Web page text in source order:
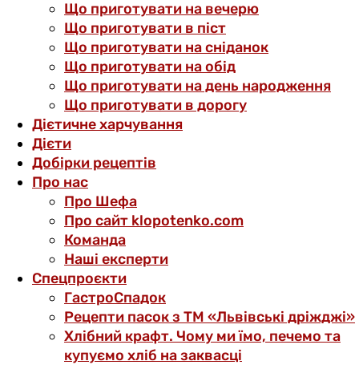
Що приготувати на вечерю
Що приготувати в піст
Що приготувати на сніданок
Що приготувати на обід
Що приготувати на день народження
Що приготувати в дорогу
Дієтичне харчування
Дієти
Добірки рецептів
Про нас
Про Шефа
Про сайт klopotenko.com
Команда
Наші експерти
Спецпроєкти
ГастроСпадок
Рецепти пасок з ТМ «Львівські дріжджі»
Хлібний крафт. Чому ми їмо, печемо та
купуємо хліб на заквасці